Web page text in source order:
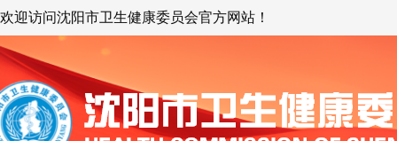
欢迎访问沈阳市卫生健康委员会官方网站！